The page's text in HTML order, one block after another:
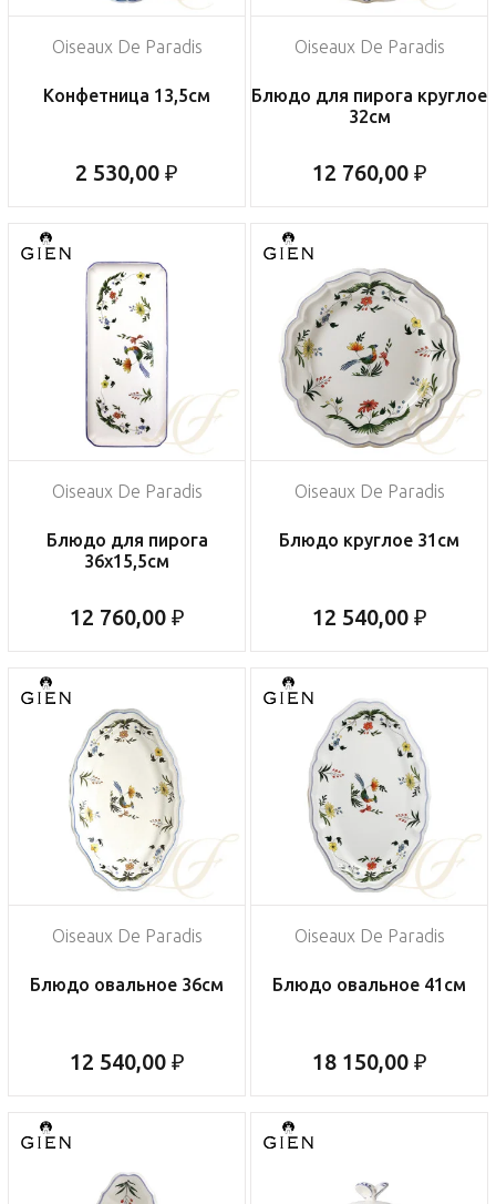
Oiseaux De Paradis
Конфетница 13,5см
2 530,00 ₽
Oiseaux De Paradis
Блюдо для пирога круглое
32см
12 760,00 ₽
Oiseaux De Paradis
Блюдо для пирога
36х15,5см
12 760,00 ₽
Oiseaux De Paradis
Блюдо круглое 31см
12 540,00 ₽
Oiseaux De Paradis
Блюдо овальное 36см
12 540,00 ₽
Oiseaux De Paradis
Блюдо овальное 41см
18 150,00 ₽